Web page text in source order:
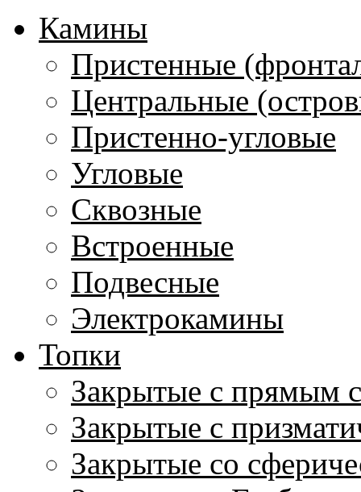
Камины
Пристенные
Центральные
Пристенно-угловые
Угловые
Сквозные
Встроенные
Подвесные
Электрокамины
Топки
Закрытые с прямым
Закрытые с
Закрытые со